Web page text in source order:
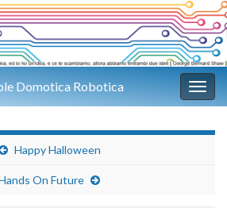
Domotica Robotica
Happy Halloween
On Future